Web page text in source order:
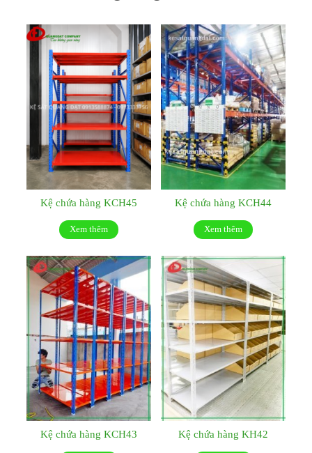
Kệ chứa hàng KCH45
Xem thêm
Kệ chứa hàng KCH44
Xem thêm
Kệ chứa hàng KCH43 Kệ chứa hàng KH42